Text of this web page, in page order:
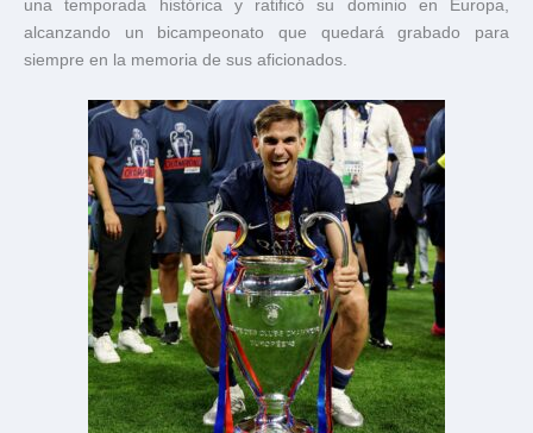
una temporada histórica y ratificó su dominio en Europa,
alcanzando un bicampeonato que quedará grabado para
siempre en la memoria de sus aficionados.